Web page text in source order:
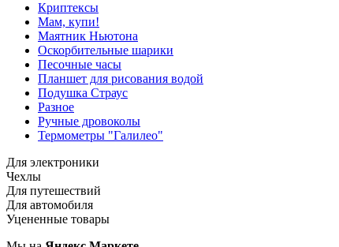
Криптексы
Мам, купи!
Маятник Ньютона
Оскорбительные шарики
Песочные часы
Планшет для рисования водой
Подушка Страус
Разное
Ручные дровоколы
Термометры "Галилео"
Для электроники
Чехлы
Для путешествий
Для автомобиля
Уцененные товары